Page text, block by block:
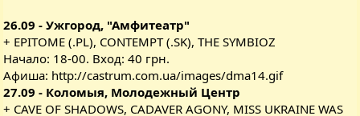
26.09 - Ужгород, "Амфитеатр"
+ EPITOME (.PL), CONTEMPT (.SK), THE SYMBIOZ
Начало: 18-00. Вход: 40 грн.
Афиша: http://castrum.com.ua/images/dma14.gif
27.09 - Коломыя, Молодежный Центр
+ CAVE OF SHADOWS, CADAVER AGONY, MISS UKRAINE WAS